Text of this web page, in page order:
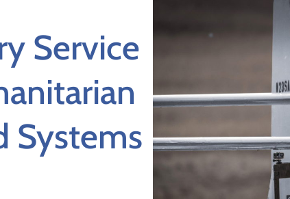
Service
Systems